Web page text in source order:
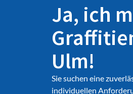
Ja, ich
Ulm!
Sie suchen eine
individuellen